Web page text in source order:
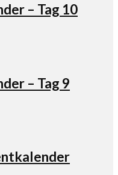
– Tag 10
– Tag 9